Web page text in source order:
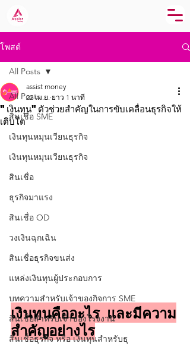
โพสต์
All Posts
สินเชื่อ SME
เงินทุนหมุนเวียนธุรกิจ
เงินทุนหมุนเวียนธุรกิจ
สินเชื่อ
ธุรกิจมาแรง
สินเชื่อ OD
วงเงินฉุกเฉิน
สินเชื่อธุรกิจขนส่ง
แหล่งเงินทุนผู้ประกอบการ
บทความสำหรับเจ้าของกิจการ SME
สินเชื่อสำหรับเจ้าของโรงงาน
สินเชื่อธุรกิจ หรือ เงินทุนสำหรับธุ
All Posts
"เงินทุน"ตัวช่วยสำคัญในการขับเคลื่อนธุรกิจให้
เติบโต
assist money
22 เม.ย. ยาว 1 นาที
เงินทุนคืออะไร และมีความ
สำคัญอย่างไร